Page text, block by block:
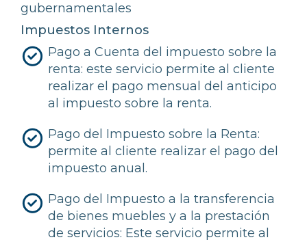
gubernamentales
Impuestos Internos
Pago a Cuenta del impuesto sobre la
renta: este servicio permite al cliente
realizar el pago mensual del anticipo
al impuesto sobre la renta.
Pago del Impuesto sobre la Renta:
permite al cliente realizar el pago del
impuesto anual.
Pago del Impuesto a la transferencia
de bienes muebles y a la prestación
de servicios: Este servicio permite al